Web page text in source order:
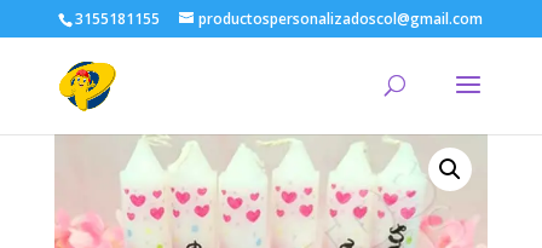
3155181155 productospersonalizadoscol@gmail.com